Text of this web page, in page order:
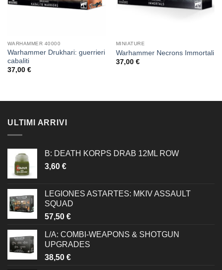
WARHAMMER 40000
Warhammer Drukhari: guerrieri
cabaliti
37,00 €
MINIATURE
Warhammer Necrons Immortali
37,00 €
ULTIMI ARRIVI
B: DEATH KORPS DRAB 12ML ROW
3,60 €
LEGIONES ASTARTES: MKIV ASSAULT
SQUAD
57,50 €
L/A: COMBI-WEAPONS & SHOTGUN
UPGRADES
38,50 €